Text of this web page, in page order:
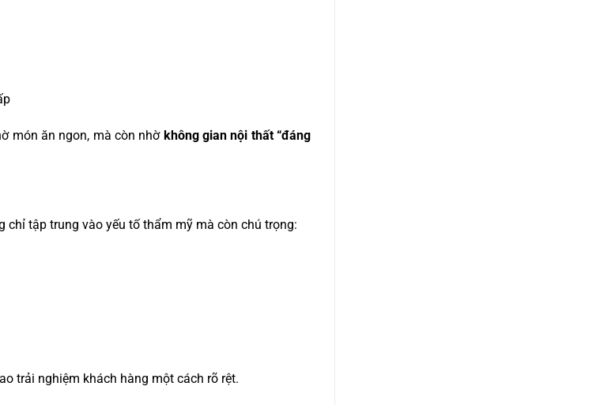
món ăn ngon, mà còn nhờ không gian nội thất “đáng
chỉ tập trung vào yếu tố thẩm mỹ mà còn chú trọng:
trải nghiệm khách hàng một cách rõ rệt.